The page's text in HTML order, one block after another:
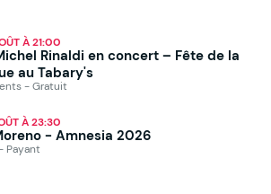
À 21:00
Rinaldi en concert – Fête de la
au Tabary's
- Gratuit
À 23:30
- Amnesia 2026
Payant